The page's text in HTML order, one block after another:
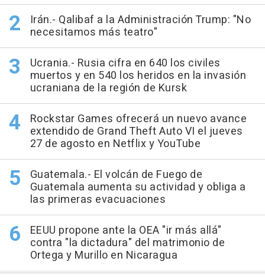
Irán.- Qalibaf a la Administración Trump: "No
necesitamos más teatro"
Ucrania.- Rusia cifra en 640 los civiles
muertos y en 540 los heridos en la invasión
ucraniana de la región de Kursk
Rockstar Games ofrecerá un nuevo avance
extendido de Grand Theft Auto VI el jueves
27 de agosto en Netflix y YouTube
Guatemala.- El volcán de Fuego de
Guatemala aumenta su actividad y obliga a
las primeras evacuaciones
EEUU propone ante la OEA "ir más allá"
contra "la dictadura" del matrimonio de
Ortega y Murillo en Nicaragua